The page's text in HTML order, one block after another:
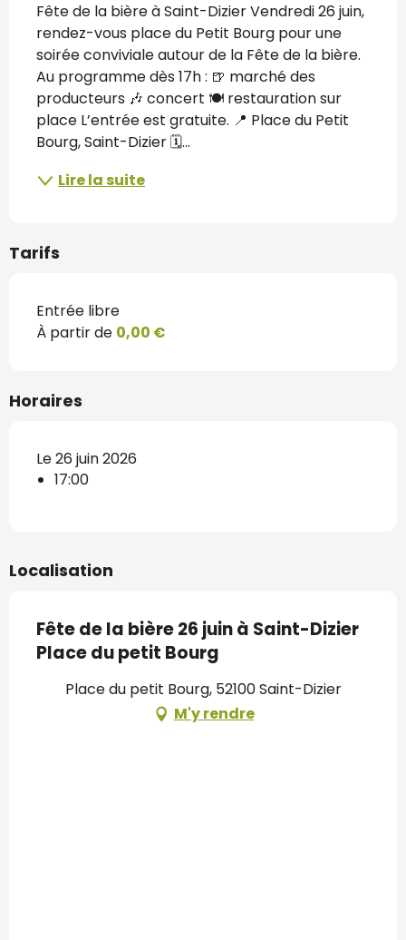
Fête de la bière à Saint-Dizier Vendredi 26 juin,
rendez-vous place du Petit Bourg pour une
soirée conviviale autour de la Fête de la bière.
Au programme dès 17h : 🍺 marché des
producteurs 🎶 concert 🍽️ restauration sur
place L’entrée est gratuite. 📍 Place du Petit
Bourg, Saint-Dizier 🗓️...
Lire la suite
Tarifs
Entrée libre
À partir de 0,00 €
Horaires
Le 26 juin 2026
17:00
Localisation
Fête de la bière 26 juin à Saint-Dizier
Place du petit Bourg
Place du petit Bourg, 52100 Saint-Dizier
M'y rendre